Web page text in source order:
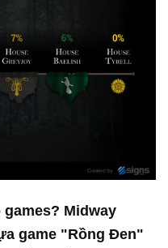
Midway
game "Rồng Đen"